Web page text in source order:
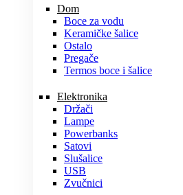
Dom
Boce za vodu
Keramičke šalice
Ostalo
Pregače
Termos boce i šalice
Elektronika
Držači
Lampe
Powerbanks
Satovi
Slušalice
USB
Zvučnici